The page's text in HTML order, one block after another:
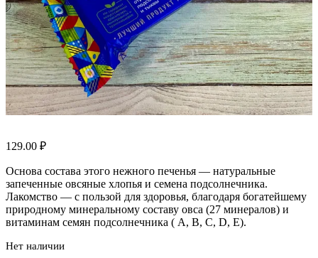
129.00 ₽
Основа состава этого нежного печенья — натуральные
запеченные овсяные хлопья и семена подсолнечника.
Лакомство — с пользой для здоровья, благодаря богатейшему
природному минеральному составу овса (27 минералов) и
витаминам семян подсолнечника ( А, В, С, D, Е).
Нет наличии